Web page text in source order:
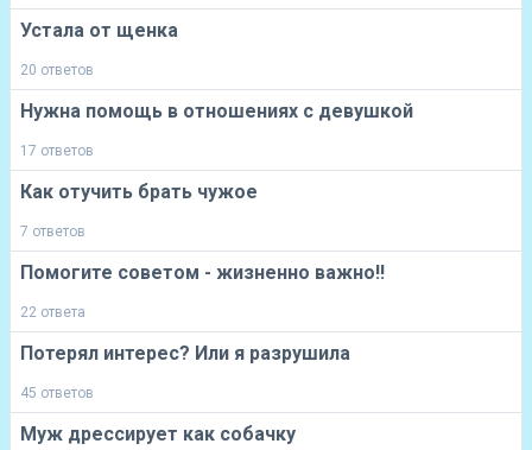
Устала от щенка
20 ответов
Нужна помощь в отношениях с девушкой
17 ответов
Как отучить брать чужое
7 ответов
Помогите советом - жизненно важно!!
22 ответа
Потерял интерес? Или я разрушила
45 ответов
Муж дрессирует как собачку